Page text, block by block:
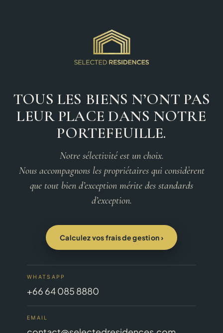
TOUS LES BIENS N’ONT PAS
LEUR PLACE DANS NOTRE
PORTEFEUILLE.
Notre sélectivité est un choix.
Nous accompagnons les propriétaires qui considèrent
que tout bien d’exception mérite des standards
d’exception.
Calculez vos frais de gestion ›
WHATSAPP
+66 64 085 8880
EMAIL